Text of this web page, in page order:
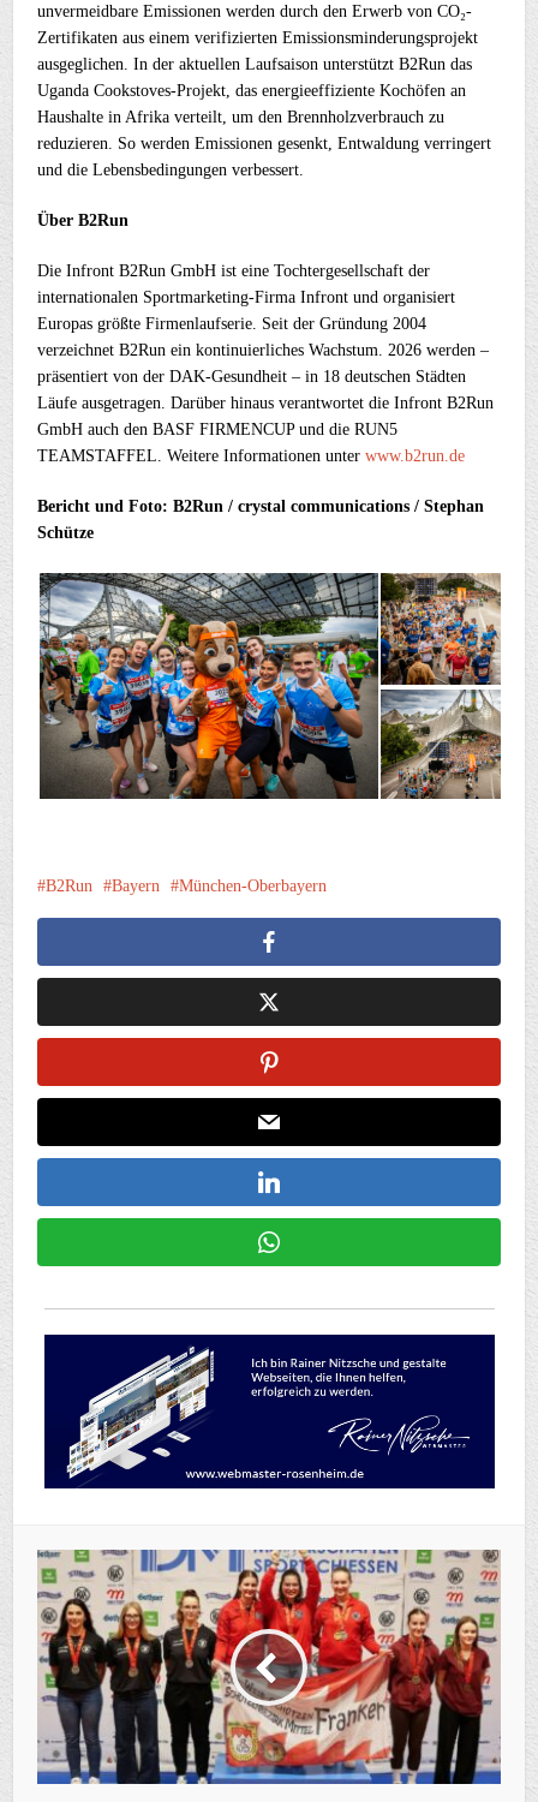
unvermeidbare Emissionen werden durch den Erwerb von CO₂-
Zertifikaten aus einem verifizierten Emissionsminderungsprojekt
ausgeglichen. In der aktuellen Laufsaison unterstützt B2Run das
Uganda Cookstoves-Projekt, das energieeffiziente Kochöfen an
Haushalte in Afrika verteilt, um den Brennholzverbrauch zu
reduzieren. So werden Emissionen gesenkt, Entwaldung verringert
und die Lebensbedingungen verbessert.
Über B2Run
Die Infront B2Run GmbH ist eine Tochtergesellschaft der
internationalen Sportmarketing-Firma Infront und organisiert
Europas größte Firmenlaufserie. Seit der Gründung 2004
verzeichnet B2Run ein kontinuierliches Wachstum. 2026 werden –
präsentiert von der DAK-Gesundheit – in 18 deutschen Städten
Läufe ausgetragen. Darüber hinaus verantwortet die Infront B2Run
GmbH auch den BASF FIRMENCUP und die RUN5
TEAMSTAFFEL. Weitere Informationen unterwww.b2run.de
Bericht und Foto: B2Run / crystal communications / Stephan
Schütze
B2Run Bayern München-Oberbayern